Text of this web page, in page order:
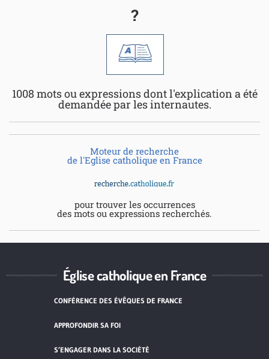
?
1008 mots ou expressions dont l'explication a été
demandée par les internautes.
Moteur de recherche
de l'Eglise catholique en France
pour trouver les occurrences
des mots ou expressions recherchés.
Église catholique en France
CONFÉRENCE DES ÉVÊQUES DE FRANCE
APPROFONDIR SA FOI
S’ENGAGER DANS LA SOCIÉTÉ